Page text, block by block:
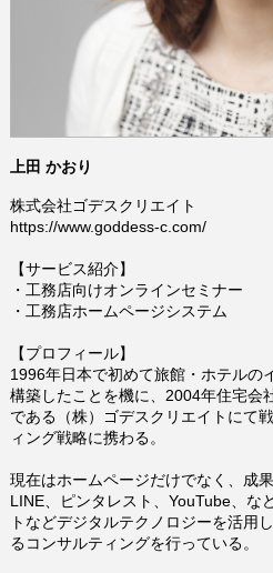
上田 かおり
株式会社ゴデスクリエイト
https://www.goddess-c.com/
【サービス紹介】
・ 工務店向けオンラインセミナー
・ 工務店ホームページシステム
【プロフィール】
1996年日本で初めて旅館・ホテルの
構築したことを機に、2004年住宅会
である（株）ゴデスクリエイトにて
ィング戦略に携わる。
現在はホームページだけでなく、成
LINE、ピンタレスト、YouTube、な
トなどデジタルテクノロジーを活用
るコンサルティングを行っている。